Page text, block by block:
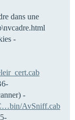
dans une
-
-
AvSniff.cab